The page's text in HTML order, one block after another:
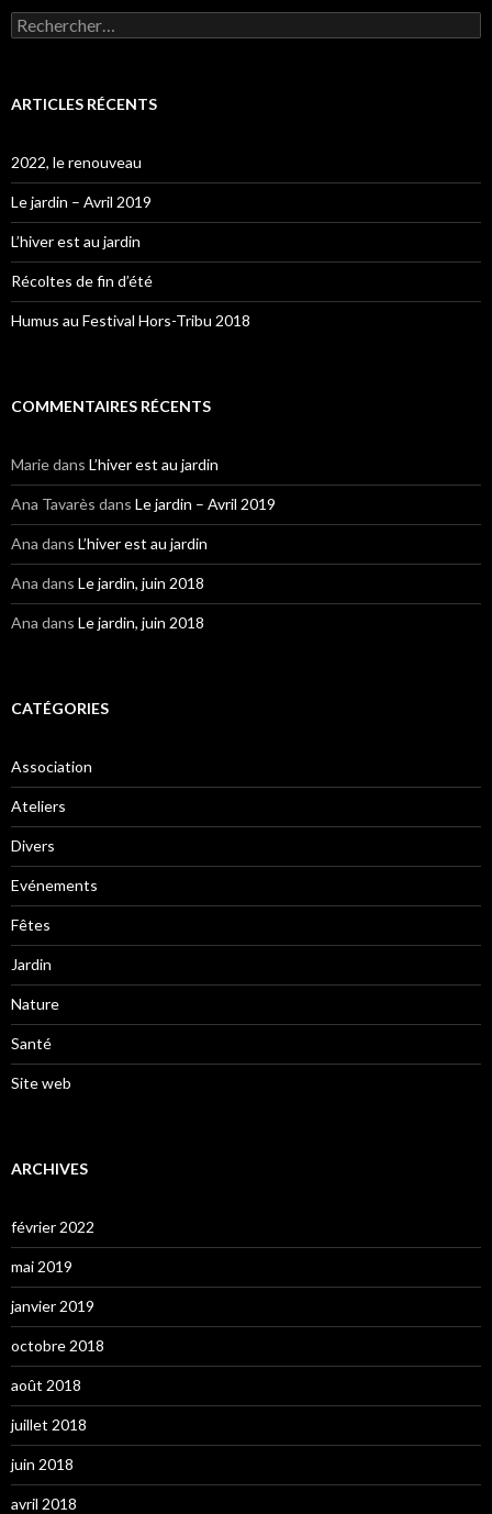
Rechercher :
ARTICLES RÉCENTS
2022, le renouveau
Le jardin – Avril 2019
L’hiver est au jardin
Récoltes de fin d’été
Humus au Festival Hors-Tribu 2018
COMMENTAIRES RÉCENTS
Mariedans L’hiver est au jardin
Ana Tavarès dans Le jardin – Avril 2019
Ana dans L’hiver est au jardin
Ana dans Le jardin, juin 2018
Ana dans Le jardin, juin 2018
CATÉGORIES
Association
Ateliers
Divers
Evénements
Fêtes
Jardin
Nature
Santé
Site web
ARCHIVES
février 2022
mai 2019
janvier 2019
octobre 2018
août 2018
juillet 2018
juin 2018
avril 2018